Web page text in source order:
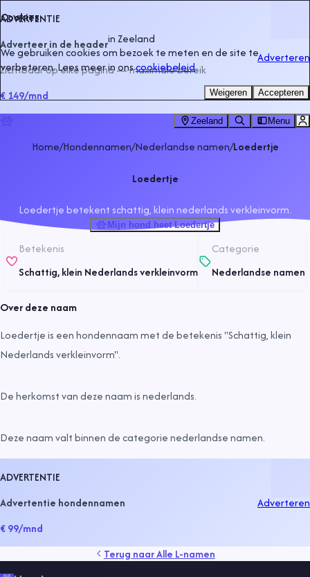
ADVERTENTIE
Adverteer in de headerinZeeland
Zichtbaar op elke pagina — maximale bereik
€ 149/mnd
Adverteren
Zeeland Menu
Home/Hondennamen/Nederlandse namen/Loedertje
Loedertje
Loedertje betekent schattig, klein nederlands verkleinvorm.
Mijn hond heet Loedertje
Betekenis
Schattig, klein Nederlands verkleinvorm
Categorie
Nederlandse namen
Over deze naam
Loedertje is een hondennaam met de betekenis "Schattig, klein
Nederlands verkleinvorm".
De herkomst van deze naam isnederlands.
Deze naam valt binnen de categorienederlandse namen.
ADVERTENTIE
Advertentie hondennamen
€ 99/mnd
Adverteren
Terug naarAlle L-namen
Cookies
We gebruiken cookies om bezoek te meten en de site te
verbeteren. Lees meer in onscookiebeleid.
Weigeren Accepteren